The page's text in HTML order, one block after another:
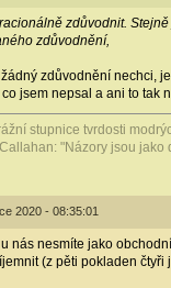
zdůvodnit.
zdůvodnění,
zdůvodnění nechci,
jsem nepsal a ani to tak
stupnice tvrdosti
"Názory jsou jako
2020 - 08:35:01
nás nesmíte jako
(z pěti pokladen